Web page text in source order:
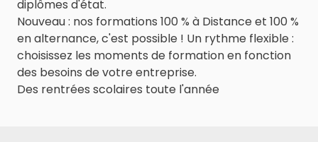
diplômes d'état.
Nouveau : nos formations 100 % à Distance et 100 %
en alternance, c'est possible ! Un rythme flexible :
choisissez les moments de formation en fonction
des besoins de votre entreprise.
Des rentrées scolaires toute l'année